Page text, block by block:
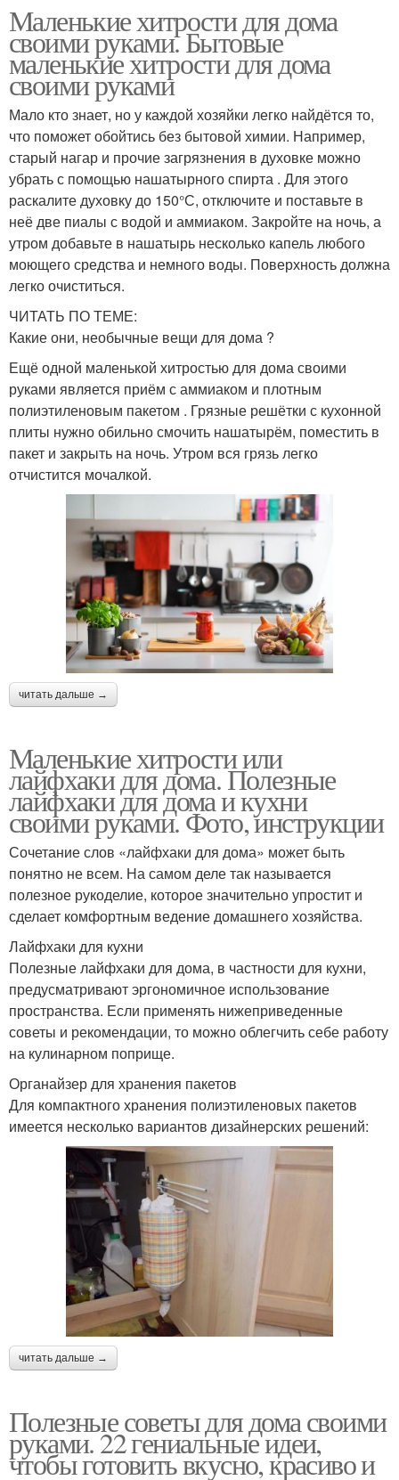
Маленькие хитрости для дома
своими руками. Бытовые
маленькие хитрости для дома
своими руками
Мало кто знает, но у каждой хозяйки легко найдётся то,
что поможет обойтись без бытовой химии. Например,
старый нагар и прочие загрязнения в духовке можно
убрать с помощью нашатырного спирта . Для этого
раскалите духовку до 150°С, отключите и поставьте в
неё две пиалы с водой и аммиаком. Закройте на ночь, а
утром добавьте в нашатырь несколько капель любого
моющего средства и немного воды. Поверхность должна
легко очиститься.
ЧИТАТЬ ПО ТЕМЕ:
Какие они, необычные вещи для дома ?
Ещё одной маленькой хитростью для дома своими
руками является приём с аммиаком и плотным
полиэтиленовым пакетом . Грязные решётки с кухонной
плиты нужно обильно смочить нашатырём, поместить в
пакет и закрыть на ночь. Утром вся грязь легко
отчистится мочалкой.
читать дальше →
Маленькие хитрости или
лайфхаки для дома. Полезные
лайфхаки для дома и кухни
своими руками. Фото, инструкции
Сочетание слов «лайфхаки для дома» может быть
понятно не всем. На самом деле так называется
полезное рукоделие, которое значительно упростит и
сделает комфортным ведение домашнего хозяйства.
Лайфхаки для кухни
Полезные лайфхаки для дома, в частности для кухни,
предусматривают эргономичное использование
пространства. Если применять нижеприведенные
советы и рекомендации, то можно облегчить себе работу
на кулинарном поприще.
Органайзер для хранения пакетов
Для компактного хранения полиэтиленовых пакетов
имеется несколько вариантов дизайнерских решений:
читать дальше →
Полезные советы для дома своими
руками. 22 гениальные идеи,
чтобы готовить вкусно, красиво и